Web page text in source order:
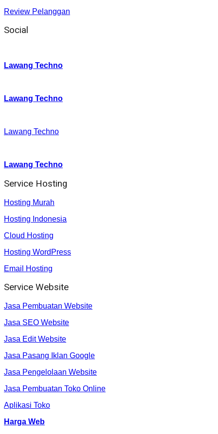
Review Pelanggan
Social
Lawang Techno
Lawang Techno
Lawang Techno
Lawang Techno
Service Hosting
Hosting Murah
Hosting Indonesia
Cloud Hosting
Hosting WordPress
Email Hosting
Service Website
Jasa Pembuatan Website
Jasa SEO Website
Jasa Edit Website
Jasa Pasang Iklan Google
Jasa Pengelolaan Website
Jasa Pembuatan Toko Online
Aplikasi Toko
Harga Web